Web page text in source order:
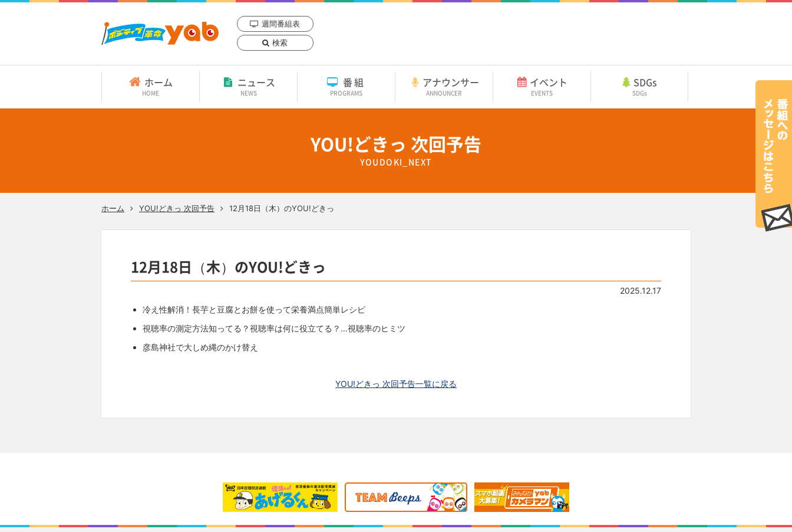
週間番組表
検索
ホーム
HOME
ニュース
NEWS
番組
PROGRAMS
アナウンサー
ANNOUNCER
イベント
EVENTS
SDGs
SDGs
YOU!どきっ 次回予告
YOUDOKI_NEXT
ホーム YOU!どきっ 次回予告 12月18日（木）のYOU!どきっ
12月18日（木）のYOU!どきっ
2025.12.17
冷え性解消！長芋と豆腐とお餅を使って栄養満点簡単レシピ
視聴率の測定方法知ってる？視聴率は何に役立てる？…視聴率のヒミツ
彦島神社で大しめ縄のかけ替え
YOU!どきっ 次回予告一覧に戻る